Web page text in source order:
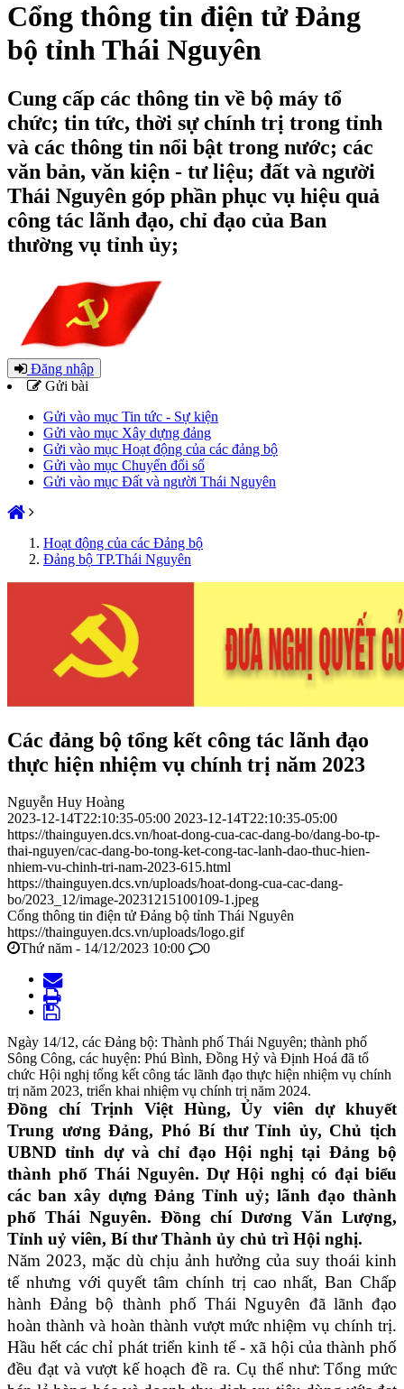
Cổng thông tin điện tử Đảng
bộ tỉnh Thái Nguyên
Cung cấp các thông tin về bộ máy tổ
chức; tin tức, thời sự chính trị trong tỉnh
và các thông tin nổi bật trong nước; các
văn bản, văn kiện - tư liệu; đất và người
Thái Nguyên góp phần phục vụ hiệu quả
công tác lãnh đạo, chỉ đạo của Ban
thường vụ tỉnh ủy;
Đăng nhập
Gửi bài
Gửi vào mục Tin tức - Sự kiện
Gửi vào mục Xây dựng đảng
Gửi vào mục Hoạt động của các đảng bộ
Gửi vào mục Chuyển đổi số
Gửi vào mục Đất và người Thái Nguyên
Hoạt động của các Đảng bộ
Đảng bộ TP.Thái Nguyên
Các đảng bộ tổng kết công tác lãnh đạo
thực hiện nhiệm vụ chính trị năm 2023
Nguyễn Huy Hoàng
2023-12-14T22:10:35-05:00 2023-12-14T22:10:35-05:00
https://thainguyen.dcs.vn/hoat-dong-cua-cac-dang-bo/dang-bo-tp-
thai-nguyen/cac-dang-bo-tong-ket-cong-tac-lanh-dao-thuc-hien-
nhiem-vu-chinh-tri-nam-2023-615.html
https://thainguyen.dcs.vn/uploads/hoat-dong-cua-cac-dang-
bo/2023_12/image-20231215100109-1.jpeg
Cổng thông tin điện tử Đảng bộ tỉnh Thái Nguyên
https://thainguyen.dcs.vn/uploads/logo.gif
Thứ năm - 14/12/2023 10:00
0
Ngày 14/12, các Đảng bộ: Thành phố Thái Nguyên; thành phố
Sông Công, các huyện: Phú Bình, Đồng Hỷ và Định Hoá đã tổ
chức Hội nghị tổng kết công tác lãnh đạo thực hiện nhiệm vụ chính
trị năm 2023, triển khai nhiệm vụ chính trị năm 2024.
Đồng chí Trịnh Việt Hùng, Ủy viên dự khuyết
Trung ương Đảng, Phó Bí thư Tỉnh ủy, Chủ tịch
UBND tỉnh dự và chỉ đạo Hội nghị tại Đảng bộ
thành phố Thái Nguyên. Dự Hội nghị có đại biểu
các ban xây dựng Đảng Tỉnh uỷ; lãnh đạo thành
phố Thái Nguyên. Đồng chí Dương Văn Lượng,
Tỉnh uỷ viên, Bí thư Thành ủy chủ trì Hội nghị.
Năm 2023, mặc dù chịu ảnh hưởng của suy thoái kinh
tế nhưng với quyết tâm chính trị cao nhất, Ban Chấp
hành Đảng bộ thành phố Thái Nguyên đã lãnh đạo
hoàn thành và hoàn thành vượt mức nhiệm vụ chính trị.
Hầu hết các chỉ phát triển kinh tế - xã hội của thành phố
đều đạt và vượt kế hoạch đề ra. Cụ thể như: Tổng mức